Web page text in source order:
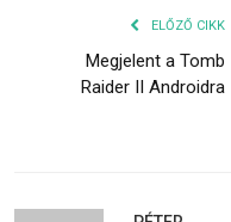
ELŐZŐ CIKK
Megjelent a Tomb
Raider II Androidra